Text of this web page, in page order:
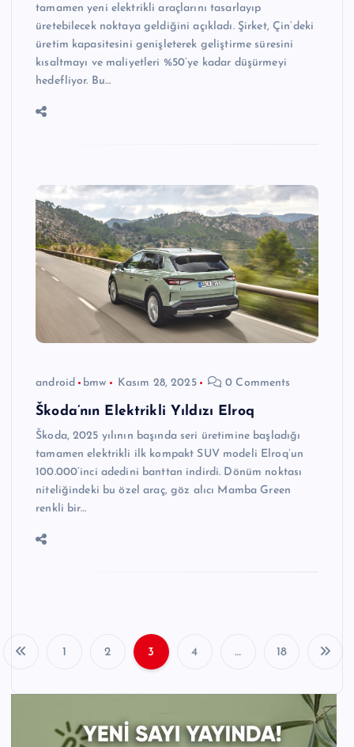
tamamen yeni elektrikli araçlarını tasarlayıp
üretebilecek noktaya geldiğini açıkladı. Şirket, Çin’deki
üretim kapasitesini genişleterek geliştirme süresini
kısaltmayı ve maliyetleri %50’ye kadar düşürmeyi
hedefliyor. Bu…
android bmw Kasım 28, 2025 0 Comments
Škoda’nın Elektrikli Yıldızı Elroq
Škoda, 2025 yılının başında seri üretimine başladığı
tamamen elektrikli ilk kompakt SUV modeli Elroq’un
100.000’inci adedini banttan indirdi. Dönüm noktası
niteliğindeki bu özel araç, göz alıcı Mamba Green
renkli bir…
1 2 3 4 … 18